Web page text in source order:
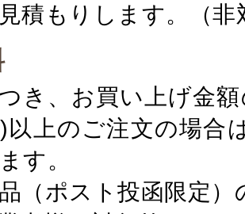
積もりします。（非
き、お買い上げ金
以上のご注文の場合
す。
（ポスト投函限定